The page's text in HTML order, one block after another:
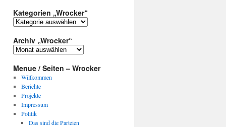
Kategorien „Wrocker“
Kategorien
Archiv „Wrocker“
Archiv
Menue / Seiten – Wrocker
Willkommen
Berichte
Projekte
Impressum
Politik
Das sind die Parteien